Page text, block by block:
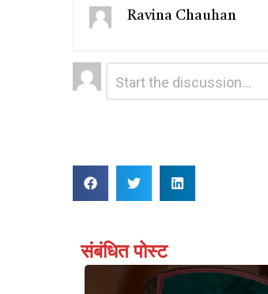
Ravina Chauhan
Leave
a
संबंधित पोस्ट